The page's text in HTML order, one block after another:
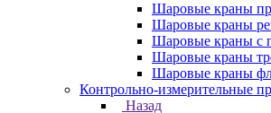
Шаровые краны
Шаровые краны
Шаровые краны с
Шаровые краны
Шаровые краны
Контрольно-измерительные
Назад